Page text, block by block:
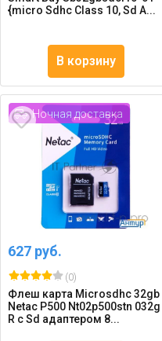
{micro Sdhc Class 10, Sd A...
В корзину
Ночная доставка
627 руб.
(0)
Флеш карта Microsdhc 32gb
Netac P500 Nt02p500stn 032g
R с Sd адаптером 8...